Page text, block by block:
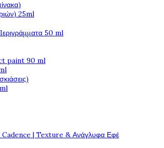
25ml
50 ml
paint 90 ml
| Texture & Ανάγλυφα Εφέ